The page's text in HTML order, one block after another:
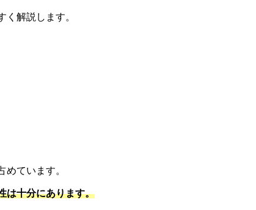
解説します。
ています。
は十分にあります。